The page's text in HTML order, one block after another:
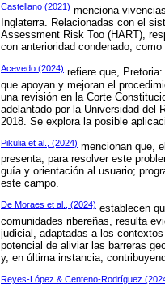
Castellano (2021) menciona
Inglaterra. Relacionadas con el
Assessment Risk Too (HART),
con anterioridad condenado,
Acevedo (2024) refiere que,
que apoyan y mejoran el
una revisión en la Corte
adelantado por la Universidad del
2018. Se explora la posible
Pikulia et al., (2024) mencionan que,
presenta, para resolver este
guía y orientación al usuario;
este campo.
De Moraes et al., (2024) establecen
comunidades ribereñas, resulta
judicial, adaptadas a los
potencial de aliviar las barreras
y, en última instancia,
Reyes-López & Centeno-Rodríguez